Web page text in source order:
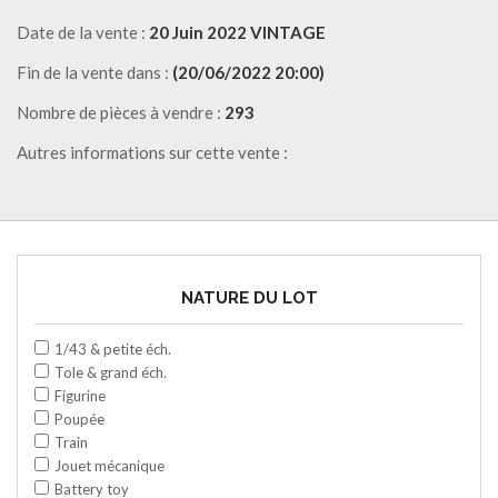
Date de la vente : 20 Juin 2022 VINTAGE
Fin de la vente dans : (20/06/2022 20:00)
Nombre de pièces à vendre : 293
Autres informations sur cette vente :
NATURE DU LOT
1/43 & petite éch.
Tole & grand éch.
Figurine
Poupée
Train
Jouet mécanique
Battery toy